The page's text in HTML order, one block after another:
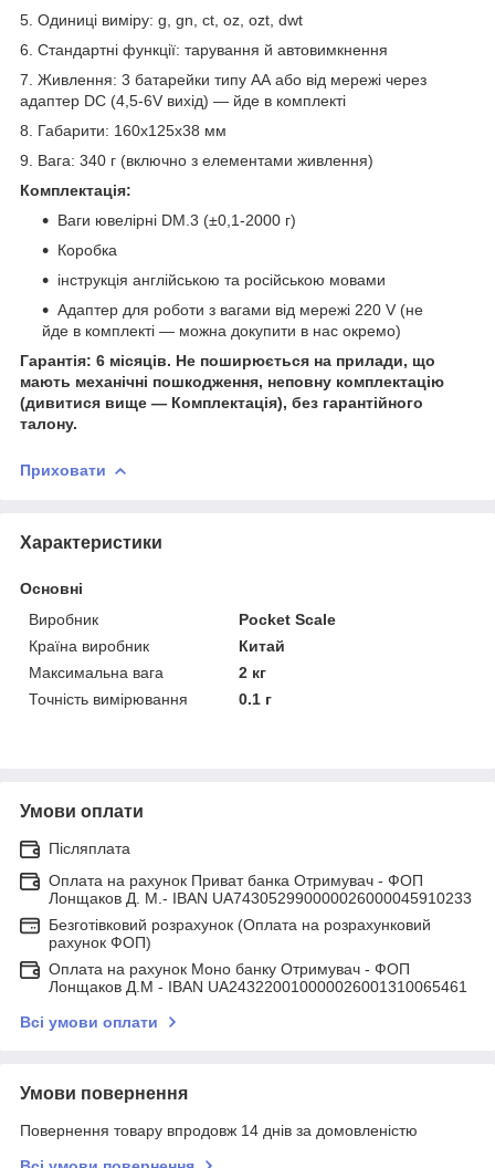
5. Одиниці виміру: g, gn, ct, oz, ozt, dwt
6. Стандартні функції: тарування й автовимкнення
7. Живлення: 3 батарейки типу АА або від мережі через
адаптер DC (4,5-6V вихід) — йде в комплекті
8. Габарити: 160х125х38 мм
9. Вага: 340 г (включно з елементами живлення)
Комплектація:
Ваги ювелірні DM.3 (±0,1-2000 г)
Коробка
інструкція англійською та російською мовами
Адаптер для роботи з вагами від мережі 220 V (не
йде в комплекті — можна докупити в нас окремо)
Гарантія: 6 місяців. Не поширюється на прилади, що
мають механічні пошкодження, неповну комплектацію
(дивитися вище — Комплектація), без гарантійного
талону.
Приховати
Характеристики
Основні
Виробник
Pocket Scale
Країна виробник
Китай
Максимальна вага
2 кг
Точність вимірювання
0.1 г
Умови оплати
Післяплата
Оплата на рахунок Приват банка Отримувач - ФОП
Лонщаков Д. М.- IBAN UA743052990000026000045910233
Безготівковий розрахунок (Оплата на розрахунковий
рахунок ФОП)
Оплата на рахунок Моно банку Отримувач - ФОП
Лонщаков Д.М - IBAN UA243220010000026001310065461
Всі умови оплати
Умови повернення
Повернення товару впродовж 14 днів за домовленістю